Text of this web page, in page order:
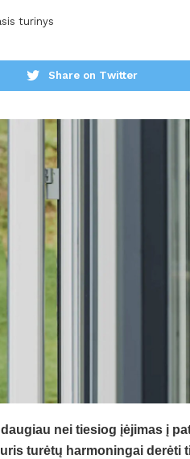
turinys
Share on Twitter
nei tiesiog įėjimas į
turėtų harmoningai derėti